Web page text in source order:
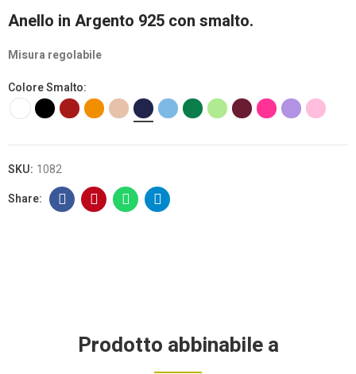
Anello in Argento 925 con smalto.
Misura regolabile
Colore Smalto
SKU: 1082
Prodotto abbinabile a